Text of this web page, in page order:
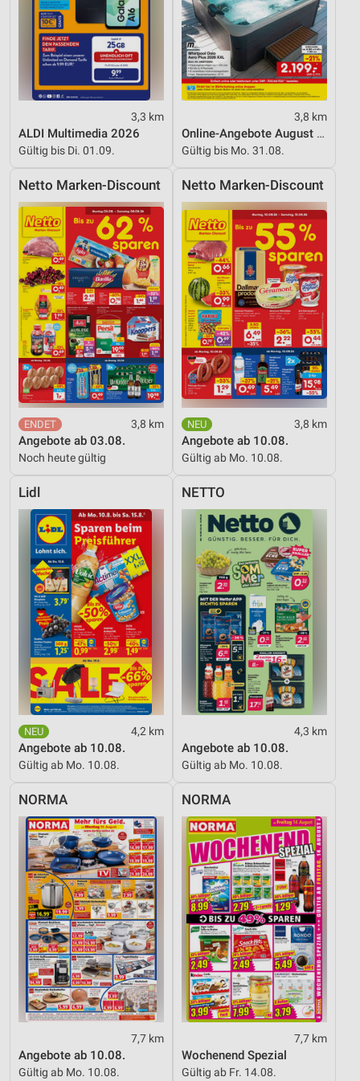
3,3 km
ALDI Multimedia 2026
Gültig bis Di. 01.09.
3,8 km
Online-Angebote August 2026
Gültig bis Mo. 31.08.
Netto Marken-Discount
3,8 km
Angebote ab 03.08.
Noch heute gültig
Netto Marken-Discount
3,8 km
Angebote ab 10.08.
Gültig ab Mo. 10.08.
Lidl
4,2 km
Angebote ab 10.08.
Gültig ab Mo. 10.08.
NETTO
4,3 km
Angebote ab 10.08.
Gültig ab Mo. 10.08.
NORMA
7,7 km
Angebote ab 10.08.
Gültig ab Mo. 10.08.
NORMA
7,7 km
Wochenend Spezial
Gültig ab Fr. 14.08.
Funktional
Werbung